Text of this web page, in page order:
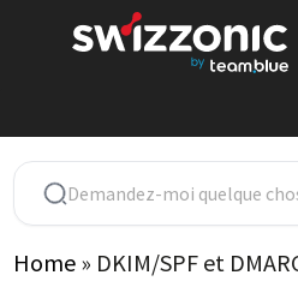
Home » DKIM/SPF et